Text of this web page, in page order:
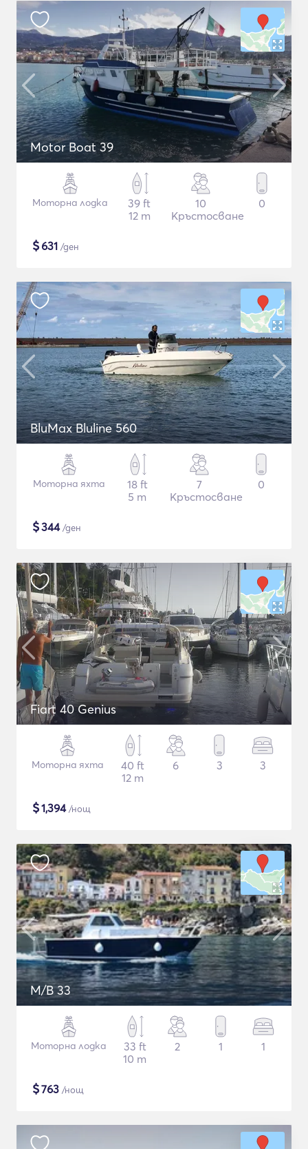
Motor Boat 39
Моторна лодка
39 ft
12 m
10
Кръстосване
0
$631 /ден
BluMax Bluline 560
Моторна яхта
18 ft
5 m
7
Кръстосване
0
$344/ден
Fiart 40 Genius
Моторна яхта
40 ft
12 m
6 3 3
$1,394/нощ
M/B 33
Моторна лодка
33 ft
10 m
2 1 1
$763 /нощ